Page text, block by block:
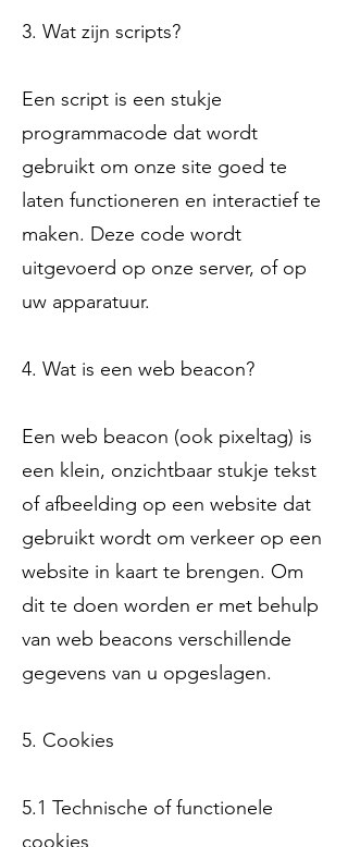
3. Wat zijn scripts?
Een script is een stukje
programmacode dat wordt
gebruikt om onze site goed te
laten functioneren en interactief te
maken. Deze code wordt
uitgevoerd op onze server, of op
uw apparatuur.
4. Wat is een web beacon?
Een web beacon (ook pixeltag) is
een klein, onzichtbaar stukje tekst
of afbeelding op een website dat
gebruikt wordt om verkeer op een
website in kaart te brengen. Om
dit te doen worden er met behulp
van web beacons verschillende
gegevens van u opgeslagen.
5. Cookies
5.1 Technische of functionele
cookies